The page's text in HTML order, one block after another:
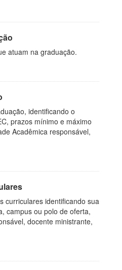
atuam na graduação.
identificando o
prazos mínimo e máximo
Acadêmica responsável,
curriculares identificando sua
campus ou polo de oferta,
docente ministrante,